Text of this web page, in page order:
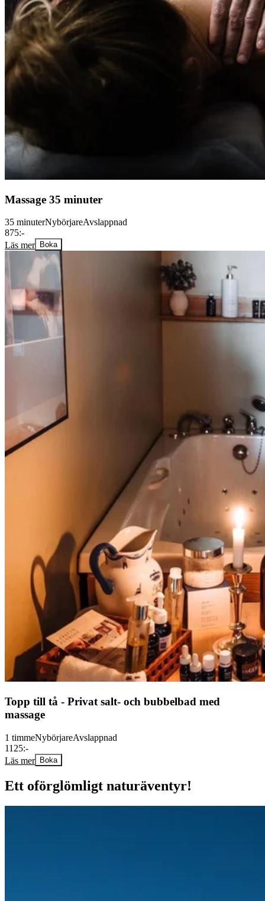
Massage 35 minuter
35 minuterNybörjareAvslappnad
875:-
Läs mer
Boka
Topp till tå - Privat salt- och bubbelbad med
massage
1 timmeNybörjareAvslappnad
1125:-
Läs mer
Boka
Ett oförglömligt naturäventyr!